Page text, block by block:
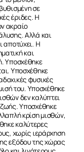
σε
έριδες. Η
ακραίο
Αλλά και
αποτύχει. Η
και
Υποσχέθηκε
Υποσχέθηκε
φυσικές
του. Υποσχέθηκε
δεν καλύπτει
Υποσχέθηκε
κρίση μισθών,
καλύτερες
χωρίς ιεράρχηση
εξόδου της χώρας